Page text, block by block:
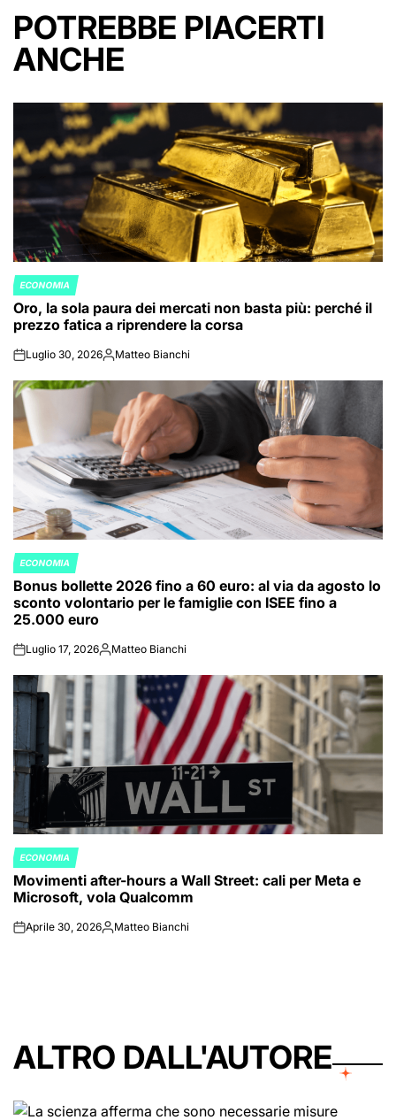
POTREBBE PIACERTI
ANCHE
POSTED
IN
ECONOMIA
Oro, la sola paura dei mercati non basta più: perché il
prezzo fatica a riprendere la corsa
onLuglio 30, 2026Posted
Matteo Bianchi
POSTED
IN
ECONOMIA
Bonus bollette 2026 fino a 60 euro: al via da agosto lo
sconto volontario per le famiglie con ISEE fino a
25.000 euro
onLuglio 17, 2026Posted
Matteo Bianchi
POSTED
IN
ECONOMIA
Movimenti after-hours a Wall Street: cali per Meta e
Microsoft, vola Qualcomm
onAprile 30, 2026Posted
Matteo Bianchi
ALTRO DALL'AUTORE